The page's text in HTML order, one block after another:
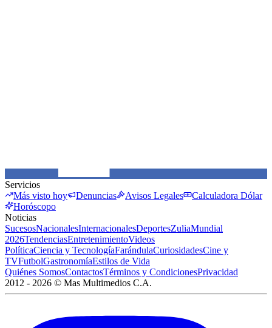
Servicios
Más visto hoy
Denuncias Avisos Legales
Calculadora Dólar
Horóscopo
Noticias
SucesosNacionalesInternacionalesDeportesZuliaMundial
2026TendenciasEntretenimientoVideos
PolíticaCiencia y TecnologíaFarándulaCuriosidadesCine y
TVFutbolGastronomíaEstilos de Vida
Quiénes SomosContactosTérminos y CondicionesPrivacidad
2012 - 2026 © Mas Multimedios C.A.